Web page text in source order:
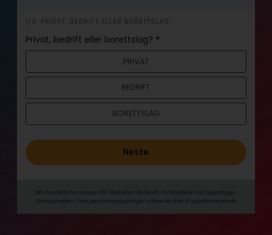
h
e
r
1/3: PRIVAT, BEDRIFT ELLER BORETTSLAG
Privat, bedrift eller borettslag? *
PRIVAT
BEDRIFT
BORETTSLAG
Neste
Din kontaktinformasjon blir utelukkende brukt i forbindelse med oppdrags­
forespørselen. Dine person­­opplysninger utleveres ikke til uvedkommende.